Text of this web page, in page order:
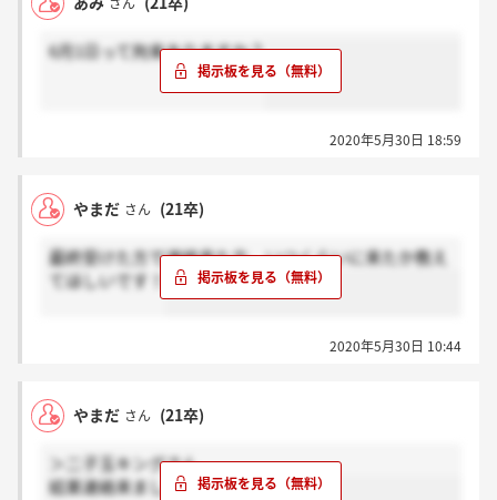
6月1日って拘束ありますか？
2020年5月30日 18:59
やまだ さん (21卒)
最終受けた方で連絡来た方、いつくらいに来たか教え
てほしいです！
2020年5月30日 10:44
やまだ さん (21卒)
＞二子玉キングさん
結果連絡来ましたか？